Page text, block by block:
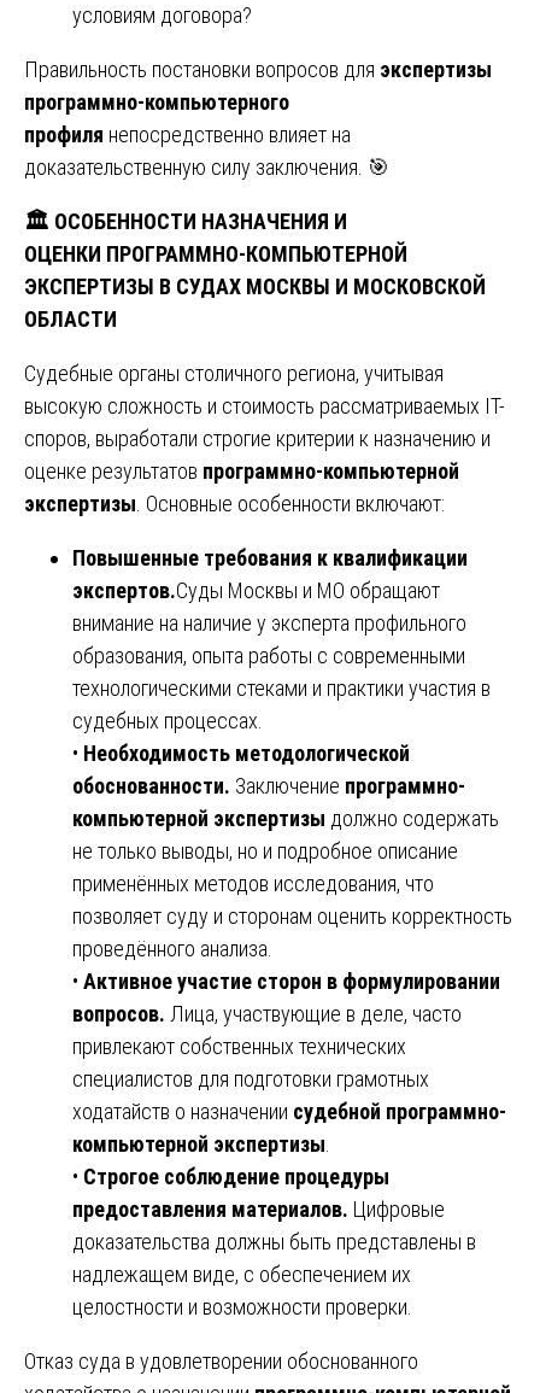
условиям договора?
Правильность постановки вопросов для экспертизы
программно-компьютерного
профиля непосредственно влияет на
доказательственную силу заключения. 🎯
🏛 ️ ОСОБЕННОСТИ НАЗНАЧЕНИЯ И
ОЦЕНКИ ПРОГРАММНО-КОМПЬЮТЕРНОЙ
ЭКСПЕРТИЗЫ В СУДАХ МОСКВЫ И МОСКОВСКОЙ
ОБЛАСТИ
Судебные органы столичного региона, учитывая
высокую сложность и стоимость рассматриваемых IT-
споров, выработали строгие критерии к назначению и
оценке результатов программно-компьютерной
экспертизы . Основные особенности включают:
Повышенные требования к квалификации
экспертов.Суды Москвы и МО обращают
внимание на наличие у эксперта профильного
образования, опыта работы с современными
технологическими стеками и практики участия в
судебных процессах.
• Необходимость методологической
обоснованности. Заключение программно-
компьютерной экспертизы должно содержать
не только выводы, но и подробное описание
применённых методов исследования, что
позволяет суду и сторонам оценить корректность
проведённого анализа.
• Активное участие сторон в формулировании
вопросов. Лица, участвующие в деле, часто
привлекают собственных технических
специалистов для подготовки грамотных
ходатайств о назначении судебной программно-
компьютерной экспертизы
• Строгое соблюдение процедуры
предоставления материалов. Цифровые
доказательства должны быть представлены в
надлежащем виде, с обеспечением их
целостности и возможности проверки.
Отказ суда в удовлетворении обоснованного